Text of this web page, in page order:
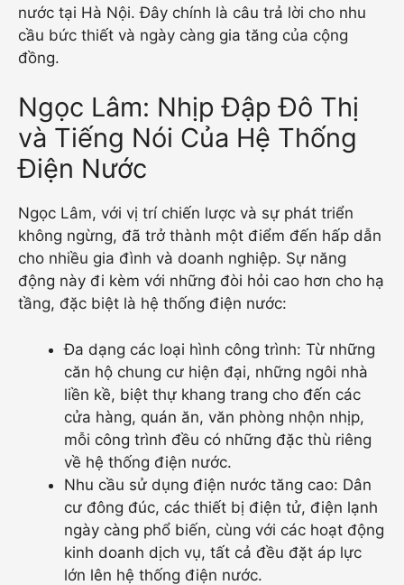
nước tại Hà Nội. Đây chính là câu trả lời cho nhu
cầu bức thiết và ngày càng gia tăng của cộng
đồng.
Ngọc Lâm: Nhịp Đập Đô Thị
và Tiếng Nói Của Hệ Thống
Điện Nước
Ngọc Lâm, với vị trí chiến lược và sự phát triển
không ngừng, đã trở thành một điểm đến hấp dẫn
cho nhiều gia đình và doanh nghiệp. Sự năng
động này đi kèm với những đòi hỏi cao hơn cho hạ
tầng, đặc biệt là hệ thống điện nước:
Đa dạng các loại hình công trình: Từ những
căn hộ chung cư hiện đại, những ngôi nhà
liền kề, biệt thự khang trang cho đến các
cửa hàng, quán ăn, văn phòng nhộn nhịp,
mỗi công trình đều có những đặc thù riêng
về hệ thống điện nước.
Nhu cầu sử dụng điện nước tăng cao: Dân
cư đông đúc, các thiết bị điện tử, điện lạnh
ngày càng phổ biến, cùng với các hoạt động
kinh doanh dịch vụ, tất cả đều đặt áp lực
lớn lên hệ thống điện nước.